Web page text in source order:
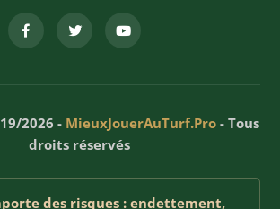
2026 - MieuxJouerAuTurf.Pro - Tous
droits réservés
des risques : endettement,